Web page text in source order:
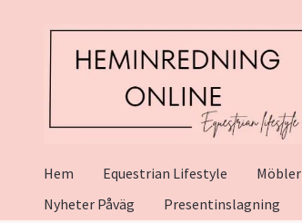
Hem Equestrian Lifestyle Möbler
Nyheter Påväg
Presentinslagning